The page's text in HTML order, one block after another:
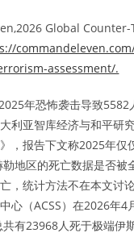
Global
assessment/.
年恐怖袭击导致
利亚智库经济与和平研
，报告下文称2025年仅
地区的死亡数据是否被
，统计方法不在本文讨
心（ACSS）在2026年4
有23968人死于极端伊